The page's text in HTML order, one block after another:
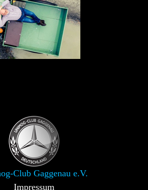
Club Gaggenau e.V.
Impressum